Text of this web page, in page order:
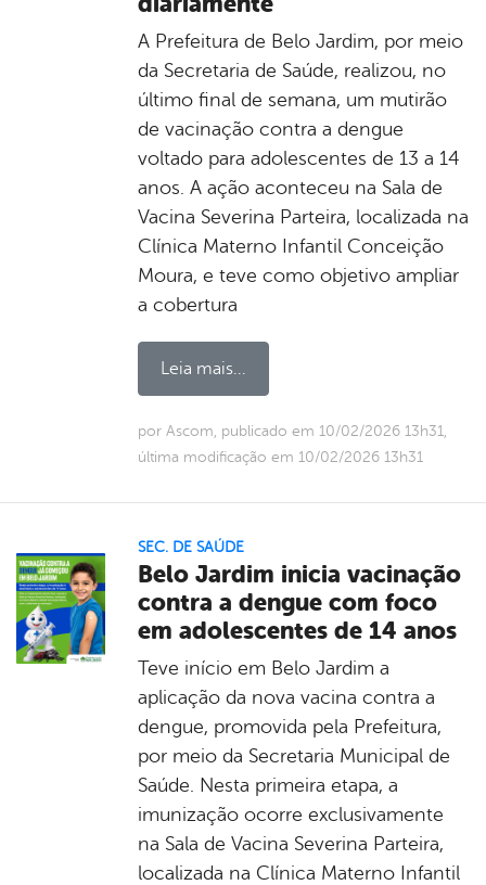
A Prefeitura de Belo Jardim, por meio
da Secretaria de Saúde, realizou, no
último final de semana, um mutirão
de vacinação contra a dengue
voltado para adolescentes de 13 a 14
anos. A ação aconteceu na Sala de
Vacina Severina Parteira, localizada na
Clínica Materno Infantil Conceição
Moura, e teve como objetivo ampliar
a cobertura
Leia mais...
por Ascom, publicado em 10/02/2026 13h31,
última modificação em 10/02/2026 13h31
SEC. DE SAÚDE
Belo Jardim inicia vacinação
contra a dengue com foco
em adolescentes de 14 anos
Teve início em Belo Jardim a
aplicação da nova vacina contra a
dengue, promovida pela Prefeitura,
por meio da Secretaria Municipal de
Saúde. Nesta primeira etapa, a
imunização ocorre exclusivamente
na Sala de Vacina Severina Parteira,
localizada na Clínica Materno Infantil